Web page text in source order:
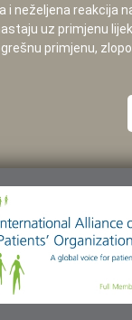
i neželjena reakcija
uz primjenu
primjenu,